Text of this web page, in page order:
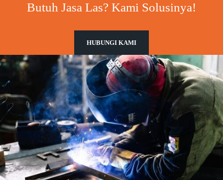
Butuh Jasa Las? Kami Solusinya!
HUBUNGI KAMI